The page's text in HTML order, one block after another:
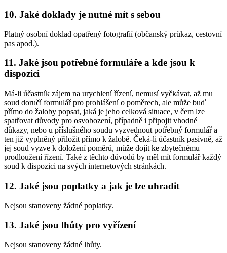
10. Jaké doklady je nutné mít s sebou
Platný osobní doklad opatřený fotografií (občanský průkaz, cestovní
pas apod.).
11. Jaké jsou potřebné formuláře a kde jsou k
dispozici
Má-li účastník zájem na urychlení řízení, nemusí vyčkávat, až mu
soud doručí formulář pro prohlášení o poměrech, ale může buď
přímo do žaloby popsat, jaká je jeho celková situace, v čem lze
spatřovat důvody pro osvobození, případně i připojit vhodné
důkazy, nebo u příslušného soudu vyzvednout potřebný formulář a
ten již vyplněný přiložit přímo k žalobě. Čeká-li účastník pasivně, až
jej soud vyzve k doložení poměrů, může dojít ke zbytečnému
prodloužení řízení. Také z těchto důvodů by měl mít formulář každý
soud k dispozici na svých internetových stránkách.
12. Jaké jsou poplatky a jak je lze uhradit
Nejsou stanoveny žádné poplatky.
13. Jaké jsou lhůty pro vyřízení
Nejsou stanoveny žádné lhůty.